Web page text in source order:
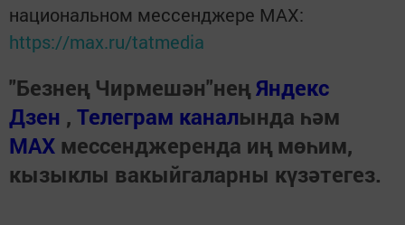
национальном мессенджере MАХ:
https://max.ru/tatmedia
"Безнең Чирмешән"неңЯндекс
Дзен , Телеграм каналында һәм
МАХ мессенджеренда иң мөһим,
кызыклы вакыйгаларны күзәтегез.